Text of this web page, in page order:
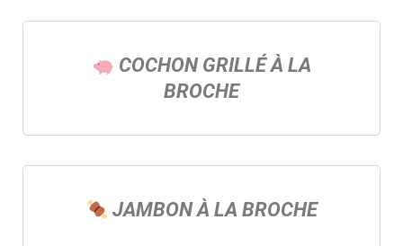
COCHON GRILLÉ À LA
BROCHE
JAMBON À LA BROCHE